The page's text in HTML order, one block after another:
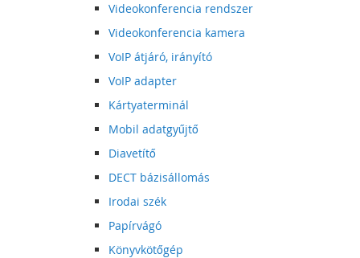
Videokonferencia rendszer
Videokonferencia kamera
VoIP átjáró, irányító
VoIP adapter
Kártyaterminál
Mobil adatgyűjtő
Diavetítő
DECT bázisállomás
Irodai szék
Papírvágó
Könyvkötőgép